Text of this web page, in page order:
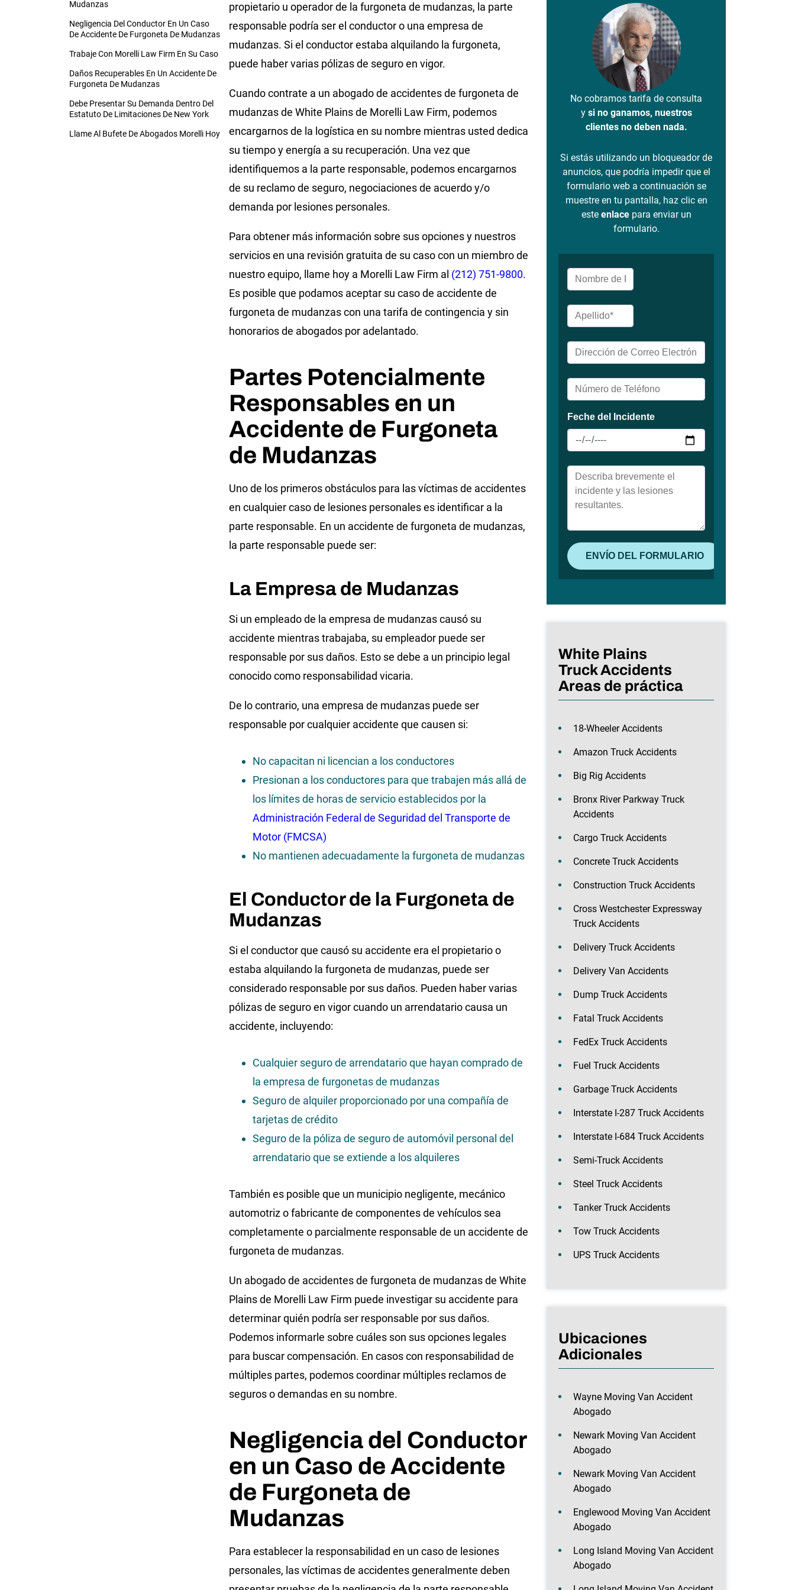
Mudanzas
Negligencia Del Conductor En Un Caso
De Accidente De Furgoneta De Mudanzas
Trabaje Con Morelli Law Firm En Su Caso
Daños Recuperables En Un Accidente De
Furgoneta De Mudanzas
Debe Presentar Su Demanda Dentro Del
Estatuto De Limitaciones De New York
Llame Al Bufete De Abogados Morelli Hoy
propietario u operador de la furgoneta de mudanzas, la parte
responsable podría ser el conductor o una empresa de
mudanzas. Si el conductor estaba alquilando la furgoneta,
puede haber varias pólizas de seguro en vigor.
Cuando contrate a un abogado de accidentes de furgoneta de
mudanzas de White Plains de Morelli Law Firm, podemos
encargarnos de la logística en su nombre mientras usted dedica
su tiempo y energía a su recuperación. Una vez que
identifiquemos a la parte responsable, podemos encargarnos
de su reclamo de seguro, negociaciones de acuerdo y/o
demanda por lesiones personales.
Para obtener más información sobre sus opciones y nuestros
servicios en una revisión gratuita de su caso con un miembro de
nuestro equipo, llame hoy a Morelli Law Firm al (212) 751-9800.
Es posible que podamos aceptar su caso de accidente de
furgoneta de mudanzas con una tarifa de contingencia y sin
honorarios de abogados por adelantado.
Partes Potencialmente
Responsables en un
Accidente de Furgoneta
de Mudanzas
Uno de los primeros obstáculos para las víctimas de accidentes
en cualquier caso de lesiones personales es identificar a la
parte responsable. En un accidente de furgoneta de mudanzas,
la parte responsable puede ser:
La Empresa de Mudanzas
Si un empleado de la empresa de mudanzas causó su
accidente mientras trabajaba, su empleador puede ser
responsable por sus daños. Esto se debe a un principio legal
conocido como responsabilidad vicaria.
De lo contrario, una empresa de mudanzas puede ser
responsable por cualquier accidente que causen si:
No capacitan ni licencian a los conductores
Presionan a los conductores para que trabajen más allá de
los límites de horas de servicio establecidos por la
Administración Federal de Seguridad del Transporte de
Motor (FMCSA)
No mantienen adecuadamente la furgoneta de mudanzas
El Conductor de la Furgoneta de
Mudanzas
Si el conductor que causó su accidente era el propietario o
estaba alquilando la furgoneta de mudanzas, puede ser
considerado responsable por sus daños. Pueden haber varias
pólizas de seguro en vigor cuando un arrendatario causa un
accidente, incluyendo:
Cualquier seguro de arrendatario que hayan comprado de
la empresa de furgonetas de mudanzas
Seguro de alquiler proporcionado por una compañía de
tarjetas de crédito
Seguro de la póliza de seguro de automóvil personal del
arrendatario que se extiende a los alquileres
También es posible que un municipio negligente, mecánico
automotriz o fabricante de componentes de vehículos sea
completamente o parcialmente responsable de un accidente de
furgoneta de mudanzas.
Un abogado de accidentes de furgoneta de mudanzas de White
Plains de Morelli Law Firm puede investigar su accidente para
determinar quién podría ser responsable por sus daños.
Podemos informarle sobre cuáles son sus opciones legales
para buscar compensación. En casos con responsabilidad de
múltiples partes, podemos coordinar múltiples reclamos de
seguros o demandas en su nombre.
Negligencia del Conductor
en un Caso de Accidente
de Furgoneta de
Mudanzas
Para establecer la responsabilidad en un caso de lesiones
personales, las víctimas de accidentes generalmente deben
No cobramos tarifa de consulta
y si no ganamos, nuestros
clientes no deben nada.
Si estás utilizando un bloqueador de
anuncios, que podría impedir que el
formulario web a continuación se
muestre en tu pantalla, haz clic en
este enlacepara enviar un
formulario.
White Plains
Truck Accidents
Areas de práctica
18-Wheeler Accidents
Amazon Truck Accidents
Big Rig Accidents
Bronx River Parkway Truck
Accidents
Cargo Truck Accidents
Concrete Truck Accidents
Construction Truck Accidents
Cross Westchester Expressway
Truck Accidents
Delivery Truck Accidents
Delivery Van Accidents
Dump Truck Accidents
Fatal Truck Accidents
FedEx Truck Accidents
Fuel Truck Accidents
Garbage Truck Accidents
Interstate I-287 Truck Accidents
Interstate I-684 Truck Accidents
Semi-Truck Accidents
Steel Truck Accidents
Tanker Truck Accidents
Tow Truck Accidents
UPS Truck Accidents
Ubicaciones
Adicionales
Wayne Moving Van Accident
Abogado
Newark Moving Van Accident
Abogado
Newark Moving Van Accident
Abogado
Englewood Moving Van Accident
Abogado
Long Island Moving Van Accident
Abogado